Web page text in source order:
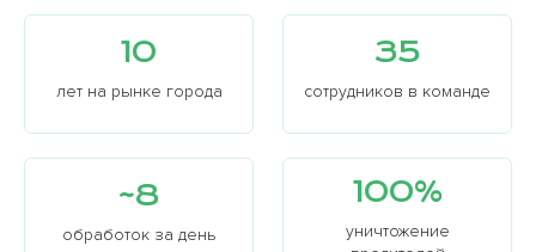
профессионалам!!!
10
лет на рынке города
35
сотрудников в команде
~8
обработок за день
100%
уничтожение